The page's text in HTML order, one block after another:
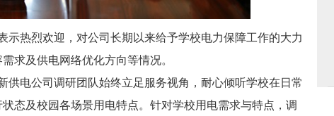
热烈欢迎，对公司长期以来给予学校电力保障工作的大力
求及供电网络优化方向等情况。
电公司调研团队始终立足服务视角，耐心倾听学校在日常
态及校园各场景用电特点。针对学校用电需求与特点，调